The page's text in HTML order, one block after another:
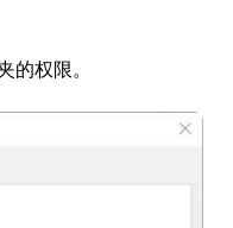
的权限。